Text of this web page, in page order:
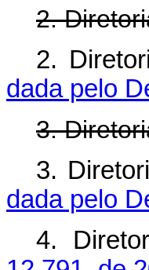
2.
2.
dada pelo
3.
3.
dada pelo
4.